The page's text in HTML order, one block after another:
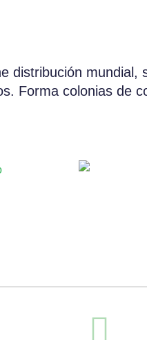
distribución mundial,
Forma colonias de